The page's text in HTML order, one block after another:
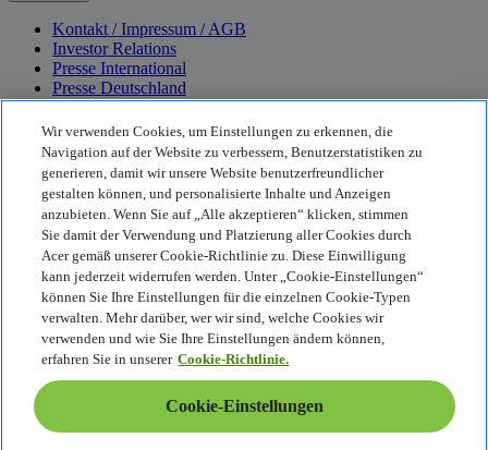
Kontakt / Impressum / AGB
Investor Relations
Presse International
Presse Deutschland
Auszeichnungen
Veranstaltungen
Karriere
Nachhaltigkeit
Nachhaltigkeit
Corporate Social Responsibility
CO2-Bilanz unserer Produkte
Earthion
Datenschutzrichtlinie
Cookie-Richtlinie
Rechtlicher Hinweis
Zusätzliche rechtliche Informationen
Barrierefreiheitsrichtlinie
Cookie-Einstellungen
Wir verwenden Cookies, um Einstellungen zu erkennen, die
Navigation auf der Website zu verbessern, Benutzerstatistiken zu
generieren, damit wir unsere Website benutzerfreundlicher
gestalten können, und personalisierte Inhalte und Anzeigen
anzubieten. Wenn Sie auf „Alle akzeptieren“ klicken, stimmen
Sie damit der Verwendung und Platzierung aller Cookies durch
Acer gemäß unserer Cookie-Richtlinie zu. Diese Einwilligung
kann jederzeit widerrufen werden. Unter „Cookie-Einstellungen“
können Sie Ihre Einstellungen für die einzelnen Cookie-Typen
verwalten. Mehr darüber, wer wir sind, welche Cookies wir
verwenden und wie Sie Ihre Einstellungen ändern können,
erfahren Sie in unserer Cookie-Richtlinie.
Cookie-Einstellungen